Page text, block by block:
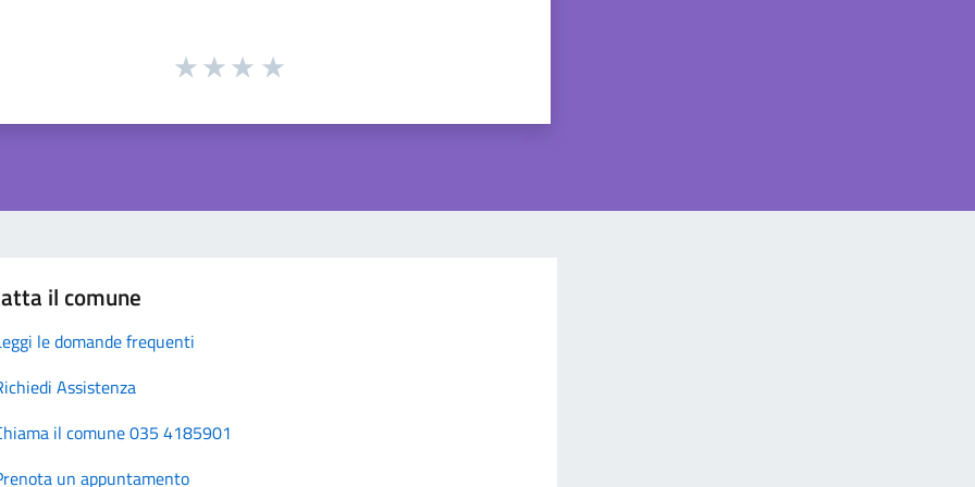
il comune
le domande frequenti
Assistenza
il comune 035 4185901
un appuntamento